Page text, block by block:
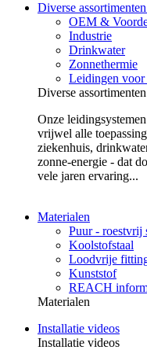
Diverse
OEM &
Industrie
Drinkwater
Zonnethermie
Leidingen
Diverse
Onze
vrijwel alle
ziekenhuis,
zonne-energie - dat
vele jaren ervaring...
Materialen
Puur - roestvrij
Koolstofstaal
Loodvrije
Kunststof
REACH
Materialen
Installatie videos
Installatie videos